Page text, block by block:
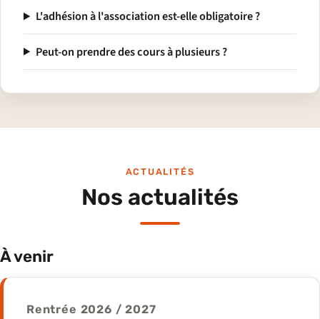
L'adhésion à l'association est-elle obligatoire ?
Peut-on prendre des cours à plusieurs ?
ACTUALITÉS
Nos actualités
À venir
Rentrée 2026 / 2027